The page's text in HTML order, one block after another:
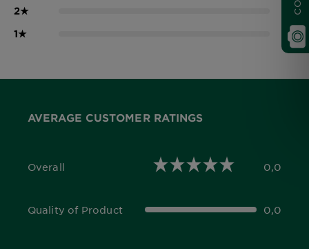
2★ 0
1★ 0
AVERAGE CUSTOMER RATINGS
Overall
0,0 out of 5 stars 0,0
Quality of Product
0,0 out of 5 stars 0,0